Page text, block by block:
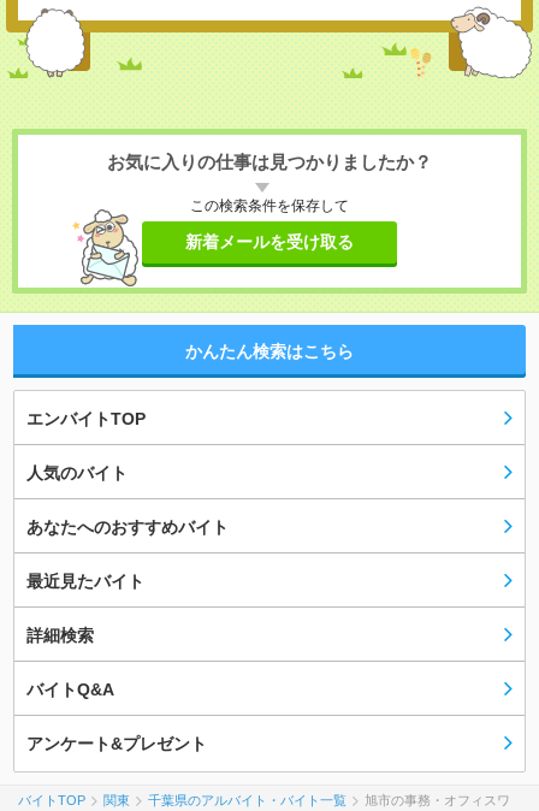
お気に入りの仕事は見つかりましたか？
この検索条件を保存して
新着メールを受け取る
かんたん検索はこちら
エンバイトTOP
人気のバイト
あなたへのおすすめバイト
最近見たバイト
詳細検索
バイトQ&A
アンケート&プレゼント
バイトTOP 関東 千葉県のアルバイト・バイト一覧 旭市の事務・オフィスワ